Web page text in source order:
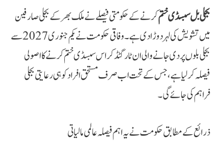
بجلی بل سبسڈی ختمکرنے کے حکومتی فیصلے نے ملک بھر کے بجلی صارفین
میں تشویش کی لہر دوڑا دی ہے۔ وفاقی حکومت نے یکم جنوری 2027 سے
بجلی بلوں پر دی جانے والی ان ٹارگٹڈ کراس سبسڈی ختم کرنے کا اصولی
فیصلہ کرلیا ہے، جس کے تحت اب صرف مستحق افراد کو ہی رعایتی بجلی
فراہم کی جائے گی۔
‫ذرائع کے مطابق حکومت نے یہ اہم فیصلہ عالمی مالیاتی